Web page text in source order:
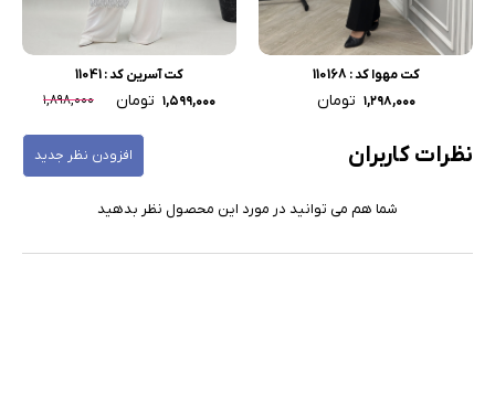
کت مهوا کد : 110168
۱,۲۹۸,۰۰۰ تومان
کت آسرین کد : 11041
۱,۵۹۹,۰۰۰ تومان ۱,۸۹۸,۰۰۰
نظرات کاربران افزودن نظر جدید
شما هم می توانید در مورد این محصول نظر بدهید